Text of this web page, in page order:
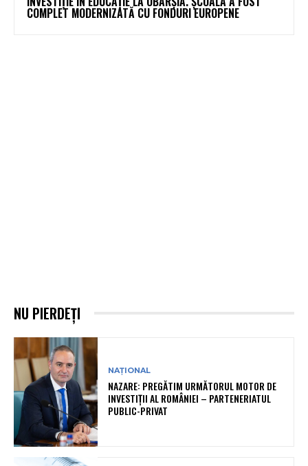
COMPLET MODERNIZATĂ CU FONDURI EUROPENE
NU PIERDEȚI
NAȚIONAL
NAZARE: PREGĂTIM URMĂTORUL MOTOR DE
INVESTIȚII AL ROMÂNIEI – PARTENERIATUL
PUBLIC-PRIVAT